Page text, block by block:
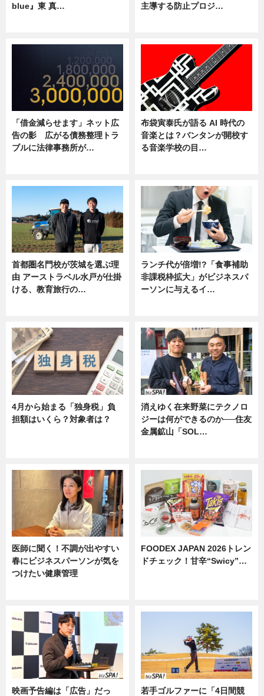
blue』東 真…
主導する防止プロジ…
「借金減らせます」ネット広
告の影 広がる債務整理トラ
ブルに法律事務所が…
布袋寅泰氏が語る AI 時代の
音楽とは？バンタンが開校す
る音楽学校の目…
首都圏名門校が茨城を選ぶ理
由 アーストラベル水戸が仕掛
ける、教育旅行の…
ランチ代が倍増!?「食事補助
非課税枠拡大」がビジネスパ
ーソンに与えるイ…
4月から始まる「独身税」負
担額はいくら？対象者は？
消えゆく在来野菜にテクノロ
ジーは何ができるのか──住友
金属鉱山「SOL…
医師に聞く！不調が出やすい
春にビジネスパーソンが気を
つけたい健康管理
FOODEX JAPAN 2026トレン
ドチェック！甘辛“Swicy”…
映画予告編は「広告」だっ
若手ゴルファーに「4日間競